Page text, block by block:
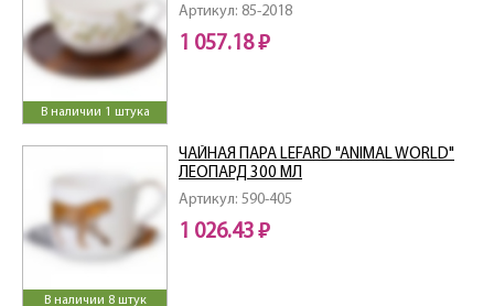
В наличии 1 штука
Артикул: 85-2018
1 057.18 ₽
В наличии 8 штук
Артикул: 590-405
ЧАЙНАЯ ПАРА LEFARD "ANIMAL WORLD"
ЛЕОПАРД 300 МЛ
1 026.43 ₽